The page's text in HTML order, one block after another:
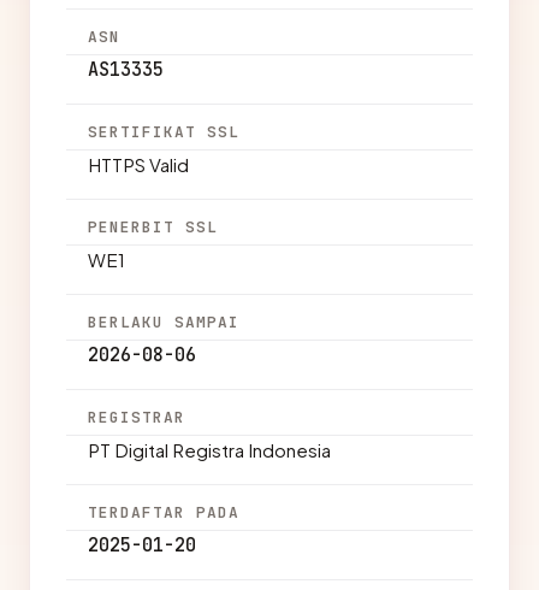
ASN
AS13335
SERTIFIKAT SSL
HTTPS Valid
PENERBIT SSL
WE1
BERLAKU SAMPAI
2026-08-06
REGISTRAR
PT Digital Registra Indonesia
TERDAFTAR PADA
2025-01-20